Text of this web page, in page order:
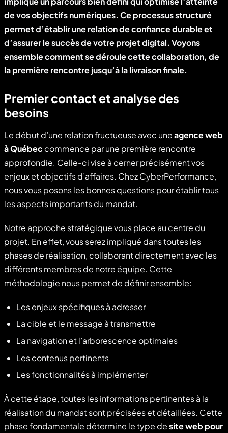
de vos objectifs numériques. Ce processus structuré
permet d’établir une relation de confiance durable et
d’assurer le succès de votre projet digital. Voyons
ensemble comment se déroule cette collaboration, de
la première rencontre jusqu’à la livraison finale.
Premier contact et analyse des
besoins
Le début d’une relation fructueuse avec uneagence web
à Québec commence par une première rencontre
approfondie. Celle-ci vise à cerner précisément vos
enjeux et objectifs d’affaires. Chez CyberPerformance,
nous vous posons les bonnes questions pour établir tous
les aspects importants du mandat.
Notre approche stratégique vous place au centre du
projet. En effet, vous serez impliqué dans toutes les
phases de réalisation, collaborant directement avec les
différents membres de notre équipe. Cette
méthodologie nous permet de définir ensemble:
Les enjeux spécifiques à adresser
La cible et le message à transmettre
La navigation et l’arborescence optimales
Les contenus pertinents
Les fonctionnalités à implémenter
À cette étape, toutes les informations pertinentes à la
réalisation du mandat sont précisées et détaillées. Cette
phase fondamentale détermine le type desite web pour